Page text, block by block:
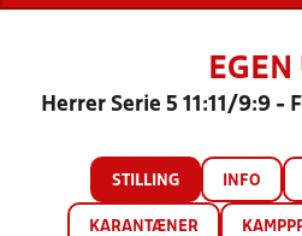
EGEN
Herrer Serie 5 11:11/9:9 -
STILLING INFO
KARANTÆNER